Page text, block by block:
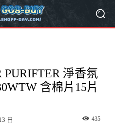
淨香氛
含棉片15片
日 435